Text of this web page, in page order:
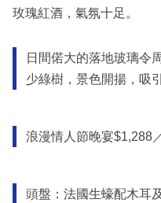
玫瑰紅酒，氣氛十足。
日間偌大的落地玻璃令
少綠樹，景色開揚，吸
浪漫情人節晚宴$1,288
頭盤：法國生蠔配木耳